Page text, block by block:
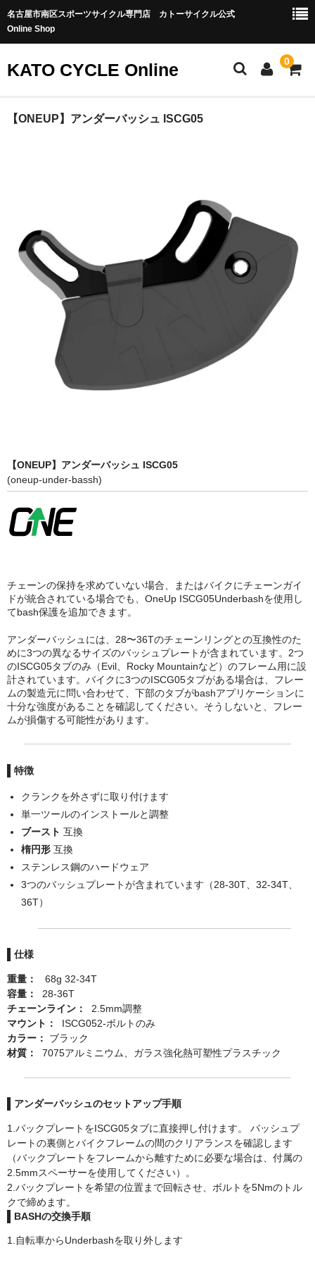
名古屋市南区スポーツサイクル専門店 カトーサイクル公式
Online Shop
KATO CYCLE Online 0
ホーム
ロードバイク
グラベル/シクロクロス
トラック・ピスト
パーツカテゴリー
MTB グループセット
MTBアクセサリー
MTBグリップ
MTBステム
MTBスモールパーツ
MTBチェーンガイド
MTBハンドルバー
MTBブレーキ
Di2
ROADディレーラー
ROADブレーキ
カセットスプロケット
クランク/チェーンリング
ドロッパーポスト
ドロップハンドル・ロードステム
フレームプロテクション
ブランド
TRICKSTUFF
ONEUP COMPONENTS
Amp Human(PRローション）
GALFER BIKE
【ONEUP】アンダーバッシュ ISCG05
【ONEUP】アンダーバッシュ ISCG05
(oneup-under-bassh)
チェーンの保持を求めていない場合、またはバイクにチェーンガイ
ドが統合されている場合でも、OneUp ISCG05Underbashを使用し
てbash保護を追加できます。
アンダーバッシュには、28〜36Tのチェーンリングとの互換性のた
めに3つの異なるサイズのバッシュプレートが含まれています。2つ
のISCG05タブのみ（Evil、Rocky Mountainなど）のフレーム用に設
計されています。バイクに3つのISCG05タブがある場合は、フレー
ムの製造元に問い合わせて、下部のタブがbashアプリケーションに
十分な強度があることを確認してください。そうしないと、フレー
ムが損傷する可能性があります。
特徴
クランクを外さずに取り付けます
単一ツールのインストールと調整
ブースト 互換
楕円形互換
ステンレス鋼のハードウェア
3つのバッシュプレートが含まれています（28-30T、32-34T、
36T）
仕様
重量：
68g 32-34T
容量：
28-36T
チェーンライン：
2.5mm調整
マウント：
ISCG052-ボルトのみ
カラー：
ブラック
材質：
7075アルミニウム、ガラス強化熱可塑性プラスチック
アンダーバッシュのセットアップ手順
1.バックプレートをISCG05タブに直接押し付けます。 バッシュプ
レートの裏側とバイクフレームの間のクリアランスを確認します
（バックプレートをフレームから離すために必要な場合は、付属の
2.5mmスペーサーを使用してください）。
2.バックプレートを希望の位置まで回転させ、ボルトを5Nmのトル
クで締めます。
BASHの交換手順
1.自転車からUnderbashを取り外します